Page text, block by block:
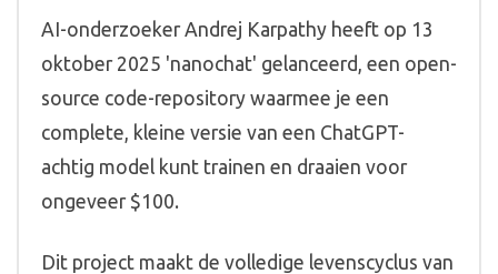
AI-onderzoeker Andrej Karpathy heeft op 13
oktober 2025 'nanochat' gelanceerd, een open-
source code-repository waarmee je een
complete, kleine versie van een ChatGPT-
achtig model kunt trainen en draaien voor
ongeveer $100.
Dit project maakt de volledige levenscyclus van